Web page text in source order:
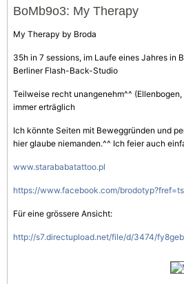
BoMb9o3: My Therapy
My Therapy by Broda
35h in 7 sessions, im Laufe eines Jahres in
Berliner Flash-Back-Studio
Teilweise recht unangenehm^^
immer erträglich
Ich könnte Seiten mit Beweggründen und
hier glaube niemanden.^^ Ich feier auch
www.starababatattoo.pl
https://www.facebook.com/brodotyp?fref=ts
Für eine grössere Ansicht:
http://s7.directupload.net/file/d/3474/